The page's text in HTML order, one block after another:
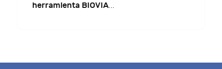
herramienta BIOVIA...